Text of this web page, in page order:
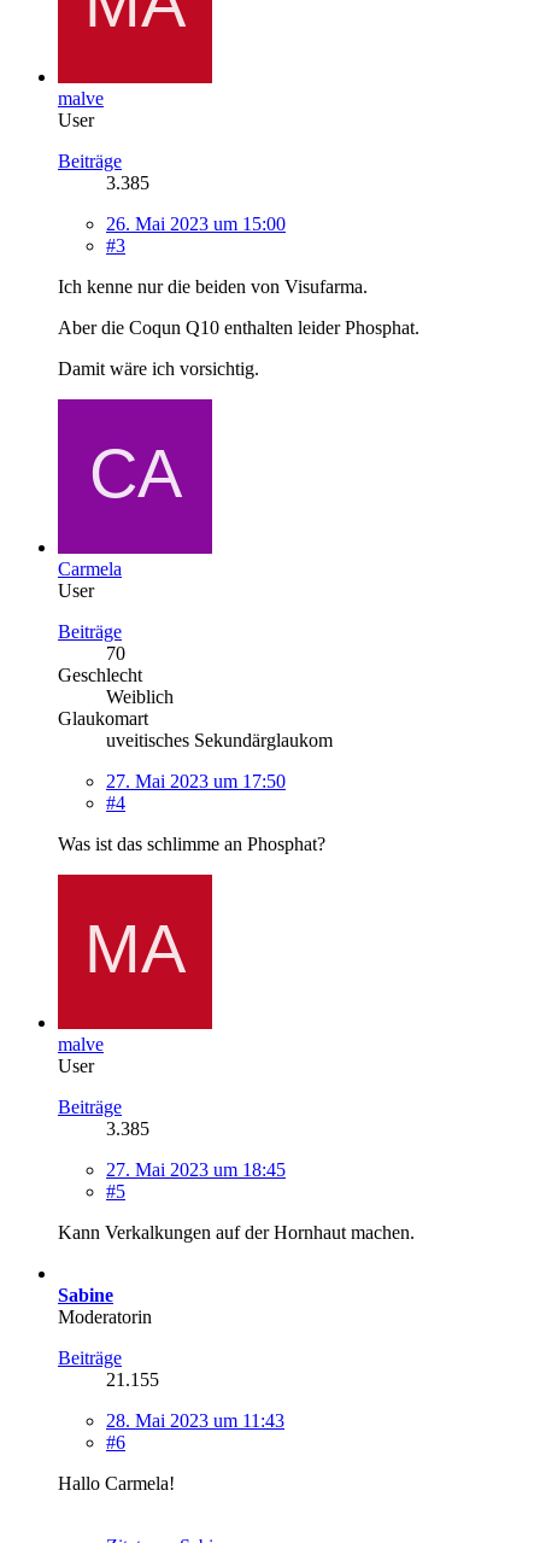
malve
User
Beiträge
3.385
26. Mai 2023 um 15:00
#3
Ich kenne nur die beiden von Visufarma.
Aber die Coqun Q10 enthalten leider Phosphat.
Damit wäre ich vorsichtig.
Carmela
User
Beiträge
70
Geschlecht
Weiblich
Glaukomart
uveitisches Sekundärglaukom
27. Mai 2023 um 17:50
#4
Was ist das schlimme an Phosphat?
malve
User
Beiträge
3.385
27. Mai 2023 um 18:45
#5
Kann Verkalkungen auf der Hornhaut machen.
Sabine
Moderatorin
Beiträge
21.155
28. Mai 2023 um 11:43
#6
Hallo Carmela!